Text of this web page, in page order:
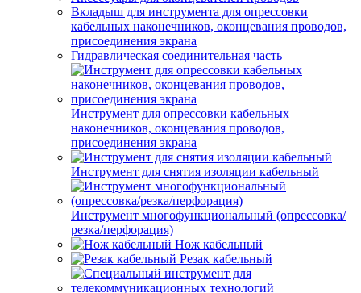
Вкладыш для инструмента для опрессовки
кабельных наконечников, оконцевания проводов,
присоединения экрана
Гидравлическая соединительная часть
Инструмент для опрессовки кабельных
наконечников, оконцевания проводов,
присоединения экрана
Инструмент для снятия изоляции кабельный
Инструмент многофункциональный (опрессовка/
резка/перфорация)
Нож кабельный
Резак кабельный